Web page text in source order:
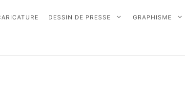
DESSIN DE PRESSE GRAPHISME